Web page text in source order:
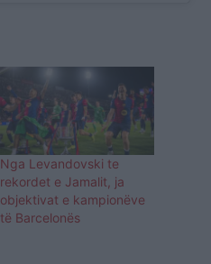
Nga Levandovski te
rekordet e Jamalit, ja
objektivat e kampionëve
të Barcelonës